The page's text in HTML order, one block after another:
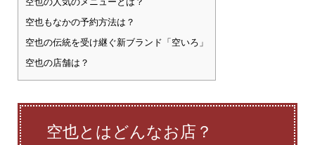
空也もなかの予約方法は？
空也の伝統を受け継ぐ新ブランド「空いろ」
空也の店舗は？
空也とはどんなお店？